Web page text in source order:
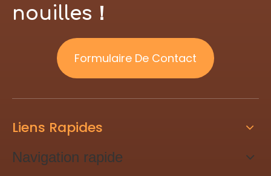
nouilles！
Formulaire De Contact
Liens Rapides
Navigation rapide